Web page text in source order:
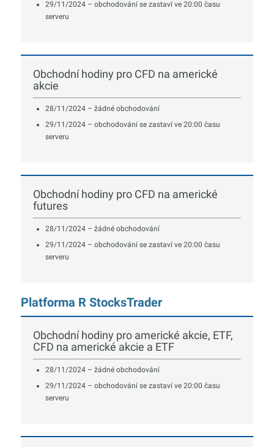
29/11/2024 – obchodování se zastaví ve 20:00 času
serveru
Obchodní hodiny pro CFD na americké
akcie
28/11/2024 – žádné obchodování
29/11/2024 – obchodování se zastaví ve 20:00 času
serveru
Obchodní hodiny pro CFD na americké
futures
28/11/2024 – žádné obchodování
29/11/2024 – obchodování se zastaví ve 20:00 času
serveru
Platforma R StocksTrader
Obchodní hodiny pro americké akcie, ETF,
CFD na americké akcie a ETF
28/11/2024 – žádné obchodování
29/11/2024 – obchodování se zastaví ve 20:00 času
serveru